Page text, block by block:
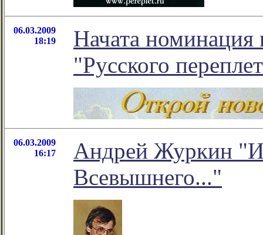
06.03.2009
18:19
Начата номинация
"Русского
06.03.2009
16:17
Андрей Журкин
Всевышнего..."